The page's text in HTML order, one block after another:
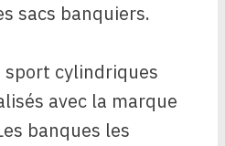
sacs banquiers.
sport cylindriques
avec la marque
banques les